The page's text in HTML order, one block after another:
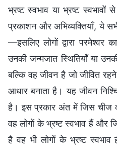
भ्रष्ट स्वभाव या भ्रष्ट स्वभावों
प्रकाशन और अभिव्यक्तियाँ, ये
—इसलिए लोगों द्वारा परमेश्वर
उनकी जन्मजात स्थितियाँ या
बल्कि वह जीवन है जो जीवित
आधार बनाता है। यह जीवन
है। इस प्रकार अंत में जिस चीज
वह लोगों के भ्रष्ट स्वभाव हैं और
है वह भी लोगों के भ्रष्ट